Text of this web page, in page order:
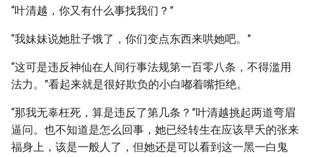
“叶清越，你又有什么事找我们？”
“我妹妹说她肚子饿了，你们变点东西来哄她吧。”
“这可是违反神仙在人间行事法规第一百零八条，不得滥用
法力。”看起来就是很好欺负的小白嘟着嘴拒绝。
“那我无辜枉死，算是违反了第几条？”叶清越挑起两道弯眉
逼问。也不知道是怎么回事，她已经转生在应该早夭的张来
福身上，该是一般人了，但她还是可以看到这一黑一白鬼